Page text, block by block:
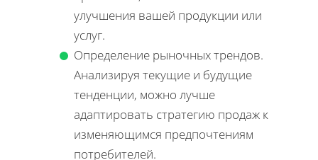
улучшения вашей продукции или
услуг.
Определение рыночных трендов.
Анализируя текущие и будущие
тенденции, можно лучше
адаптировать стратегию продаж к
изменяющимся предпочтениям
потребителей.